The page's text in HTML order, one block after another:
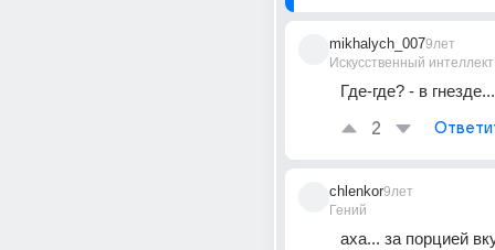
mikhalych_007
Искусственный интеллект
9лет
Где-где? - в
2
chlenkor
Гений
9лет
аха... за порцией